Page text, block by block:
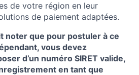
de votre région en leur
de paiement adaptées.​
noter que pour postuler à ce
vous devez
d’un numéro SIRET valide,
en tant que